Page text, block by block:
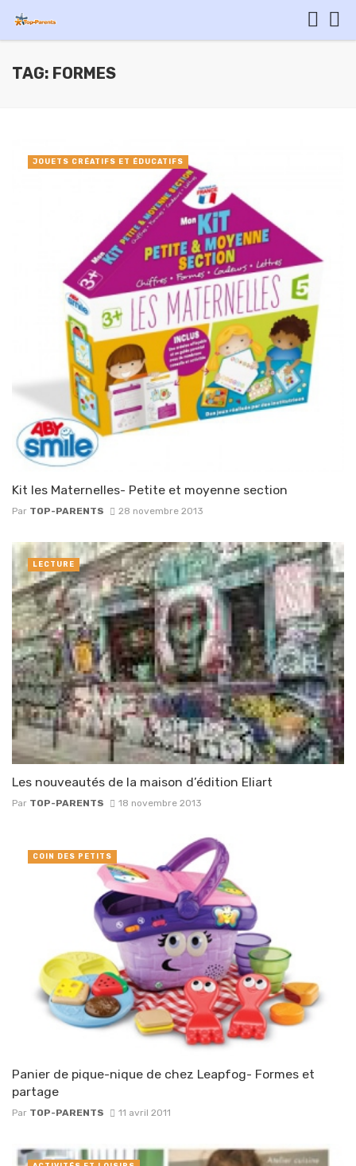
TAG: FORMES
Kit les Maternelles- Petite et moyenne section
Par TOP-PARENTS 28 novembre 2013
JOUETS CRÉATIFS ET ÉDUCATIFS
Les nouveautés de la maison d’édition Eliart
Par TOP-PARENTS 18 novembre 2013
LECTURE
Panier de pique-nique de chez Leapfog- Formes et
partage
Par TOP-PARENTS 11 avril 2011
COIN DES PETITS